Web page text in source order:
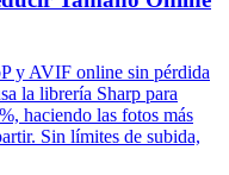
y AVIF online sin pérdida
la librería Sharp para
haciendo las fotos más
Sin límites de subida,